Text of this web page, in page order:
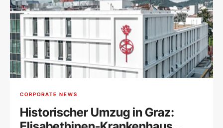
CORPORATE NEWS
Historischer Umzug in Graz: